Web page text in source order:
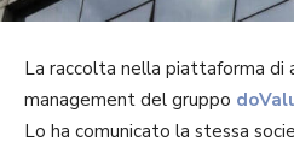
La raccolta nella piattaforma
management del gruppo
Lo ha comunicato la stessa